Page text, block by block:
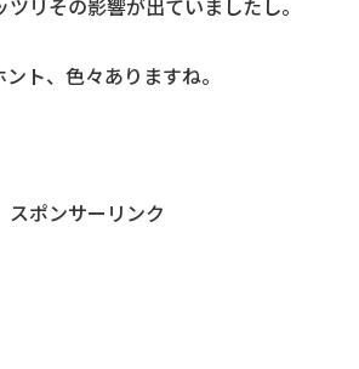
リその影響が出ていましたし。
ト、色々ありますね。
スポンサーリンク